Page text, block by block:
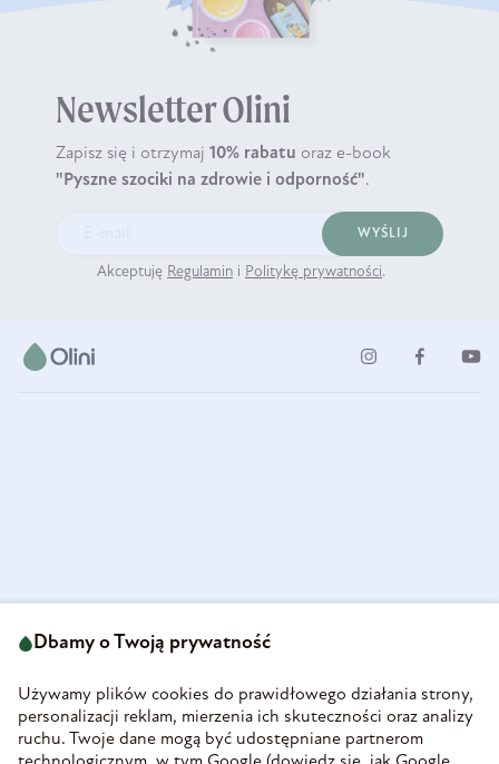
Newsletter Olini
Zapisz się i otrzymaj 10% rabatu oraz e-book
"Pyszne szociki na zdrowie i odporność".
WYŚLIJ
Akceptuję Regulamin i Politykę prywatności.
58-160 Świebodzice
REGON 890213034
INFORMACJE
Dbamy o Twoją prywatność
Używamy plików cookies do prawidłowego działania strony,
personalizacji reklam, mierzenia ich skuteczności oraz analizy
ruchu. Twoje dane mogą być udostępniane partnerom